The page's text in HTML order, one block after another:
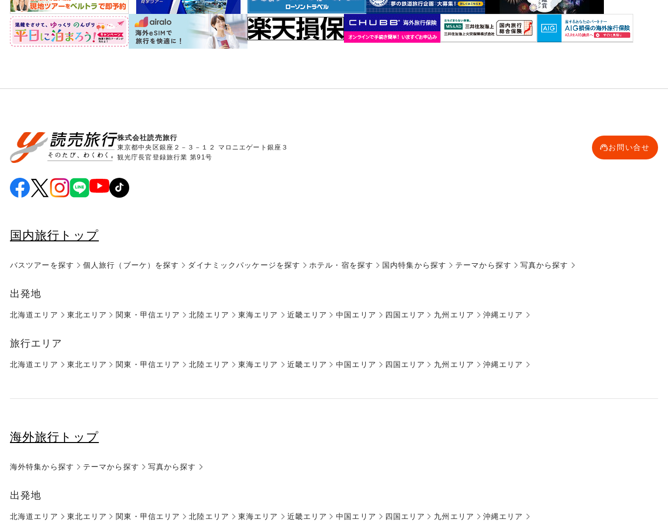
株式会社読売旅行
東京都中央区銀座２－３－１２ マロニエゲート銀座３
観光庁長官登録旅行業 第91号
お問い合せ
国内旅行トップ
バスツアーを探す 個人旅行（ブーケ）を探す ダイナミックパッケージを探す ホテル・宿を探す 国内特集から探す テーマから探す 写真から探す
出発地
北海道エリア 東北エリア 関東・甲信エリア 北陸エリア 東海エリア 近畿エリア 中国エリア 四国エリア 九州エリア 沖縄エリア
旅行エリア
北海道エリア 東北エリア 関東・甲信エリア 北陸エリア 東海エリア 近畿エリア 中国エリア 四国エリア 九州エリア 沖縄エリア
海外旅行トップ
海外特集から探す テーマから探す 写真から探す
出発地
北海道エリア 東北エリア 関東・甲信エリア 北陸エリア 東海エリア 近畿エリア 中国エリア 四国エリア 九州エリア 沖縄エリア